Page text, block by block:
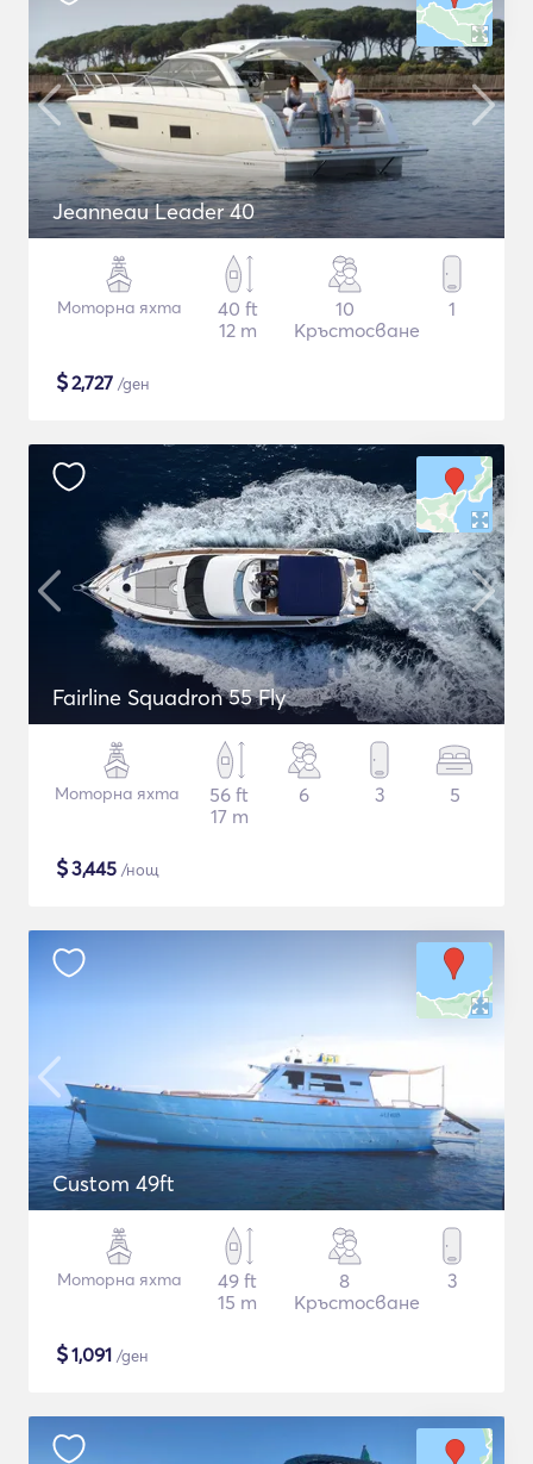
Jeanneau Leader 40
Моторна яхта
40 ft
12 m
10
Кръстосване
1
$2,727 /ден
Fairline Squadron 55 Fly
Моторна яхта
56 ft
17 m
6 3 5
$3,445 /нощ
Custom 49ft
Моторна яхта
49 ft
15 m
8
Кръстосване
3
$1,091 /ден